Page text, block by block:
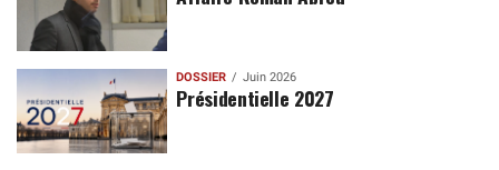
DOSSIER Juin 2026
Présidentielle 2027